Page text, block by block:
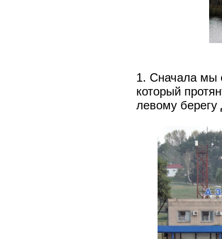
1. Сначала мы
который
левому берегу